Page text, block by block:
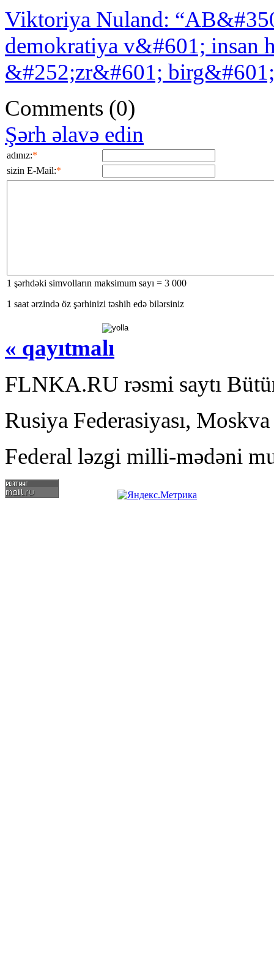
Viktoriya Nuland:
demokratiya v&#601; insan
&#252;zr&#601;
Comments (0)
Şərh əlavə edin
adınız:*
sizin E-Mail:*
1 şərhdəki simvolların maksimum sayı = 3 000
1 saat ərzində öz şərhinizi təshih edə bilərsiniz
« qayıtmalı
FLNKA.RU rəsmi saytı
Rusiya Federasiyası,
Federal ləzgi milli-mədəni